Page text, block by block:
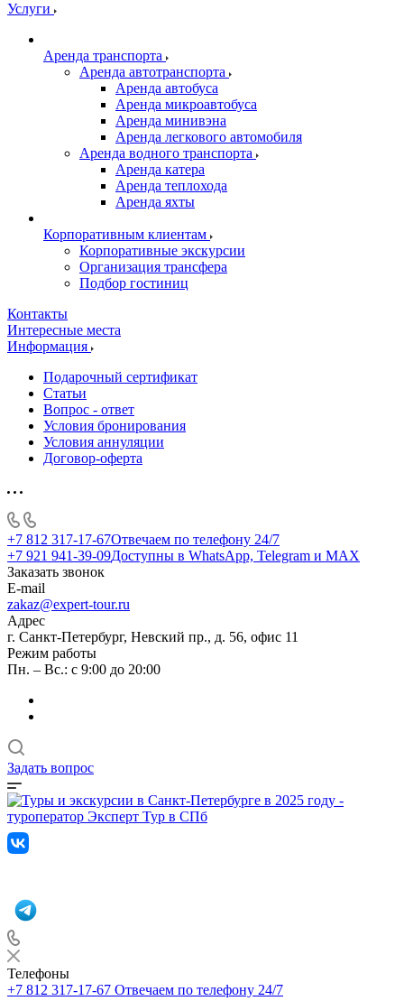
Услуги
Аренда транспорта
Аренда автотранспорта
Аренда автобуса
Аренда микроавтобуса
Аренда минивэна
Аренда легкового автомобиля
Аренда водного транспорта
Аренда катера
Аренда теплохода
Аренда яхты
Корпоративным клиентам
Корпоративные экскурсии
Организация трансфера
Подбор гостиниц
Контакты
Интересные места
Информация
Подарочный сертификат
Статьи
Вопрос - ответ
Условия бронирования
Условия аннуляции
Договор-оферта
+7 812 317-17-67Отвечаем по телефону 24/7
+7 921 941-39-09Доступны в WhatsApp, Telegram и MAX
Заказать звонок
E-mail
zakaz@expert-tour.ru
Адрес
г. Санкт-Петербург, Невский пр., д. 56, офис 11
Режим работы
Пн. – Вс.: с 9:00 до 20:00
Задать вопрос
Телефоны
+7 812 317-17-67 Отвечаем по телефону 24/7